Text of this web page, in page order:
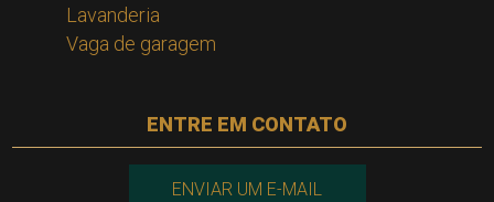
Lavanderia
Vaga de garagem
ENTRE EM CONTATO
ENVIAR UM E-MAIL